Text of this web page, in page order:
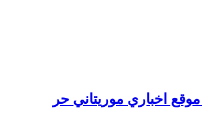
موقع اخباري موريتاني حر